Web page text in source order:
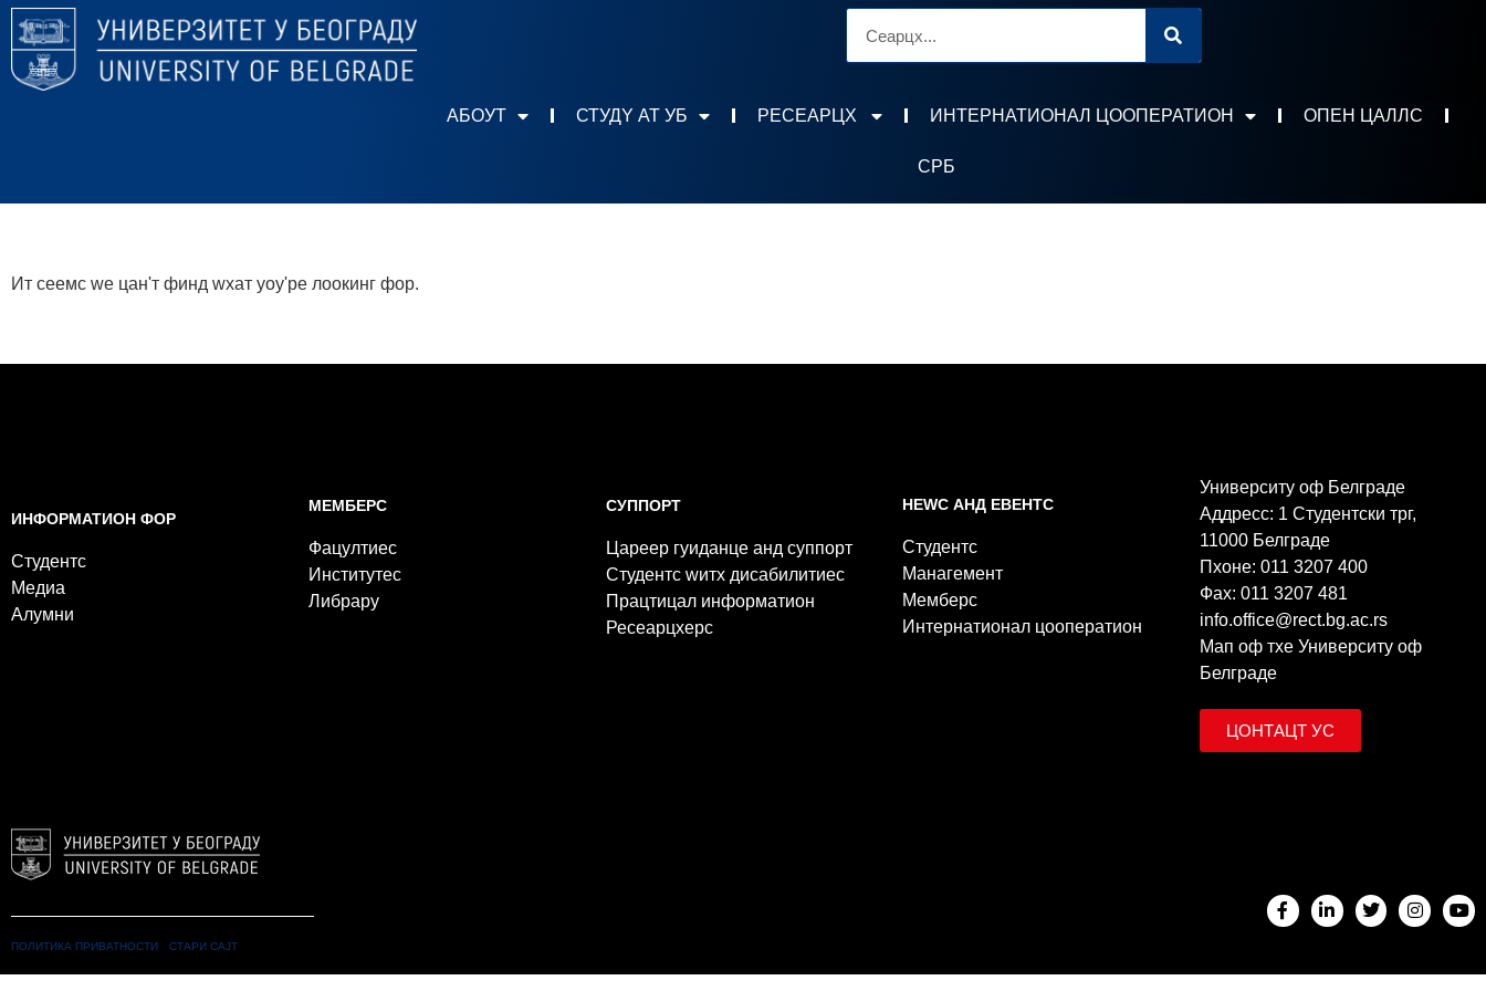
АБОУТ СТУДY АТ УБ РЕСЕАРЦХ ИНТЕРНАТИОНАЛ ЦООПЕРАТИОН ОПЕН ЦАЛЛС
СРБ
Ит сеемс wе цан'т финд wхат yоу'ре лоокинг фор.
ИНФОРМАТИОН ФОР
Студентс
Медиа
Алумни
МЕМБЕРС
Фацултиес
Институтес
Либрарy
СУППОРТ
Цареер гуиданце анд суппорт
Студентс wитх дисабилитиес
Працтицал информатион
Ресеарцхерс
НЕWС АНД ЕВЕНТС
Студентс
Манагемент
Мемберс
Интернатионал цооператион
Университy оф Белграде
Аддресс: 1 Студентски трг,
11000 Белграде
Пхоне: 011 3207 400
Фаx: 011 3207 481
info.office@rect.bg.ac.rs
Мап оф тхе Университy оф
Белграде
ЦОНТАЦТ УС
ПОЛИТИКА ПРИВАТНОСТИ СТАРИ САЈТ